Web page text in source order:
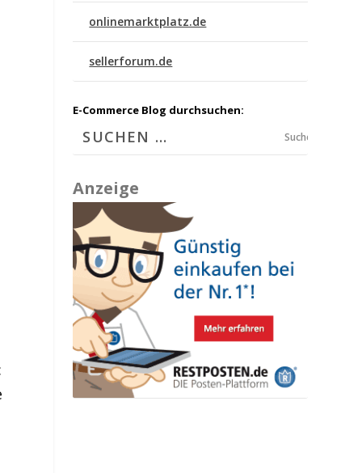
onlinemarktplatz.de
sellerforum.de
E-Commerce Blog durchsuchen:
Suchen
Anzeige